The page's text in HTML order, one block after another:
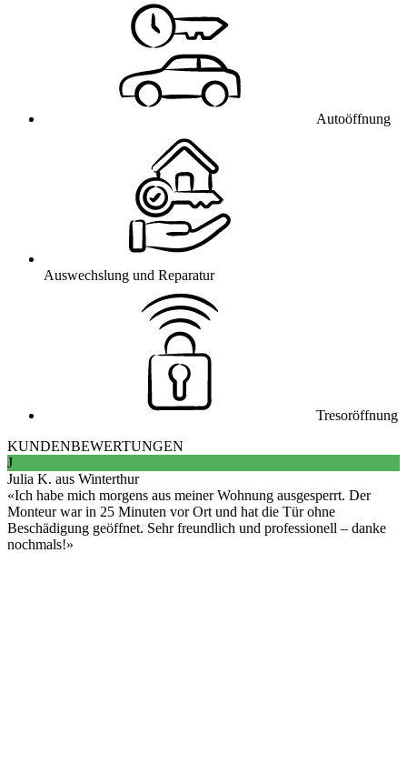
Autoöffnung
Auswechslung und Reparatur
Tresoröffnung
KUNDENBEWERTUNGEN
J
Julia K. aus Winterthur
Ich habe mich morgens aus meiner Wohnung ausgesperrt. Der
Monteur war in 25 Minuten vor Ort und hat die Tür ohne
Beschädigung geöffnet. Sehr freundlich und professionell – danke
nochmals!